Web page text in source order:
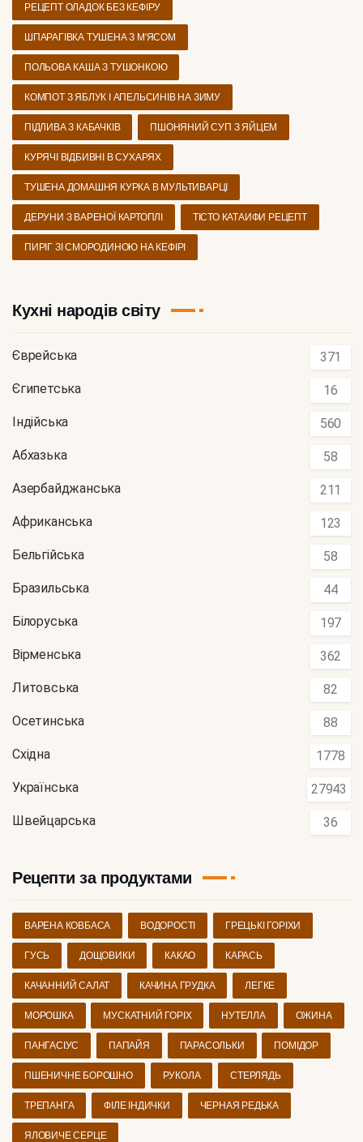
РЕЦЕПТ ОЛАДОК БЕЗ КЕФІРУ
ШПАРАГІВКА ТУШЕНА З М'ЯСОМ
ПОЛЬОВА КАША З ТУШОНКОЮ
КОМПОТ З ЯБЛУК І АПЕЛЬСИНІВ НА ЗИМУ
ПІДЛИВА З КАБАЧКІВ ПШОНЯНИЙ СУП З ЯЙЦЕМ
КУРЯЧІ ВІДБИВНІ В СУХАРЯХ
ТУШЕНА ДОМАШНЯ КУРКА В МУЛЬТИВАРЦІ
ДЕРУНИ З ВАРЕНОЇ КАРТОПЛІ ТІСТО КАТАИФИ РЕЦЕПТ
ПИРІГ ЗІ СМОРОДИНОЮ НА КЕФІРІ
Кухні народів світу
Єврейська 371
Єгипетська 16
Індійська 560
Абхазька 58
Азербайджанська 211
Африканська 123
Бельгійська 58
Бразильська 44
Білоруська 197
Вірменська 362
Литовська 82
Осетинська 88
Східна 1778
Українська 27943
Швейцарська 36
Рецепти за продуктами
ВАРЕНА КОВБАСА ВОДОРОСТІ ГРЕЦЬКІ ГОРІХИ
ГУСЬ ДОЩОВИКИ КАКАО КАРАСЬ
КАЧАННИЙ САЛАТ КАЧИНА ГРУДКА ЛЕГКЕ
МОРОШКА МУСКАТНИЙ ГОРІХ НУТЕЛЛА ОЖИНА
ПАНГАСІУС ПАПАЙЯ ПАРАСОЛЬКИ ПОМІДОР
ПШЕНИЧНЕ БОРОШНО РУКОЛА СТЕРЛЯДЬ
ТРЕПАНГА ФІЛЕ ІНДИЧКИ ЧЕРНАЯ РЕДЬКА
ЯЛОВИЧЕ СЕРЦЕ